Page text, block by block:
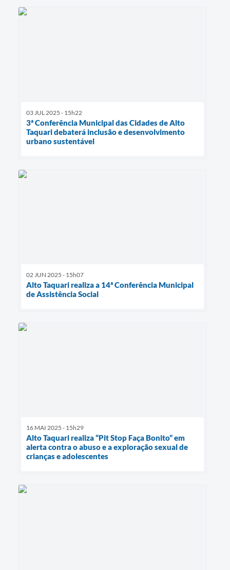
03 JUL 2025 - 15h22
3ª Conferência Municipal das Cidades de Alto
Taquari debaterá inclusão e desenvolvimento
urbano sustentável
02 JUN 2025 - 15h07
Alto Taquari realiza a 14ª Conferência Municipal
de Assistência Social
16 MAI 2025 - 15h29
Alto Taquari realiza “Pit Stop Faça Bonito” em
alerta contra o abuso e a exploração sexual de
crianças e adolescentes